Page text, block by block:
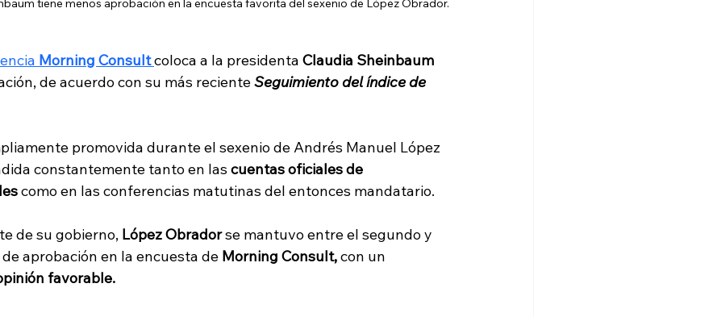
tiene menos aprobación en la encuesta favorita del sexenio de López Obrador.
Morning Consultcoloca a la presidenta Claudia Sheinbaum
de acuerdo con su más reciente Seguimiento del índice de
promovida durante el sexenio de Andrés Manuel López
constantemente tanto en las cuentas oficiales de
como en las conferencias matutinas del entonces mandatario.
de su gobierno, López Obrador se mantuvo entre el segundo y
aprobación en la encuesta de Morning Consult, con un
favorable.